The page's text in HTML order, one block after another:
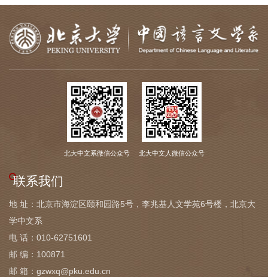
合
作
教
北大中文系微信公众号 北大中文人微信公众号
联系我们
地 址：北京市海淀区颐和园路5号，李兆基人文学苑6号楼，北京大
学中文系
电 话：010-62751601
邮 编：100871
邮 箱：gzwxq@pku.edu.cn